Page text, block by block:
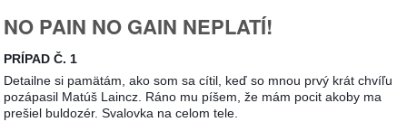
NO PAIN NO GAIN NEPLATÍ!
PRÍPAD Č. 1
Detailne si pamätám, ako som sa cítil, keď so mnou prvý krát chvíľu
pozápasil Matúš Laincz. Ráno mu píšem, že mám pocit akoby ma
prešiel buldozér. Svalovka na celom tele.